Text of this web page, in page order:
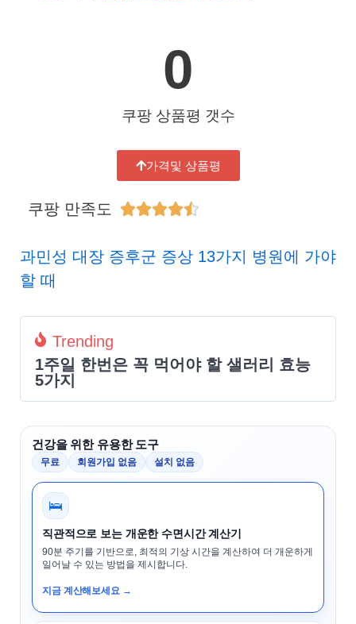
쿠팡 상품평 갯수
0
가격및 상품평
쿠팡 만족도 
과민성 대장 증후군 증상 13가지 병원에 가야
할 때
Trending
1주일 한번은 꼭 먹어야 할 샐러리 효능
5가지
건강을 위한 유용한 도구
무료 회원가입 없음 설치 없음
🛌
직관적으로 보는 개운한 수면시간 계산기
90분 주기를 기반으로, 최적의 기상 시간을 계산하여 더 개운하게
일어날 수 있는 방법을 제시합니다.
지금 계산해보세요 →